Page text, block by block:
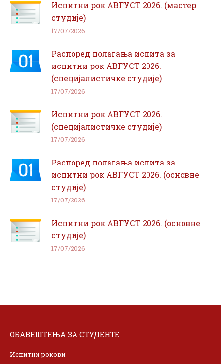
Испитни рок АВГУСТ 2026. (мастер
студије)
17/07/2026
Распоред полагања испита за
испитни рок АВГУСТ 2026.
(специјалистичке студије)
17/07/2026
Испитни рок АВГУСТ 2026.
(специјалистичке студије)
17/07/2026
Распоред полагања испита за
испитни рок АВГУСТ 2026. (основне
студије)
17/07/2026
Испитни рок АВГУСТ 2026. (основне
студије)
17/07/2026
ОБАВЕШТЕЊА ЗА СТУДЕНТЕ
Испитни рокови